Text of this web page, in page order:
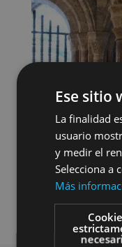
Visitas
Ese sitio
La finalidad
usuario
y medir el
Selecciona a
Más